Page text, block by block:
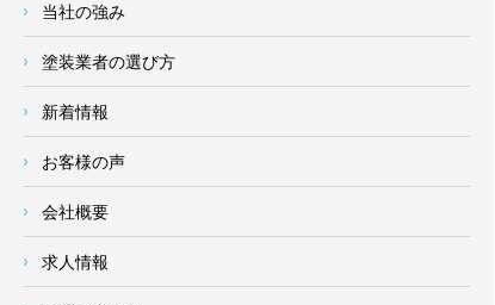
当社の強み
塗装業者の選び方
新着情報
お客様の声
会社概要
求人情報